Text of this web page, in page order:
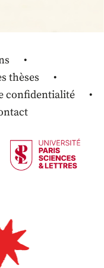
thèses
confidentialité